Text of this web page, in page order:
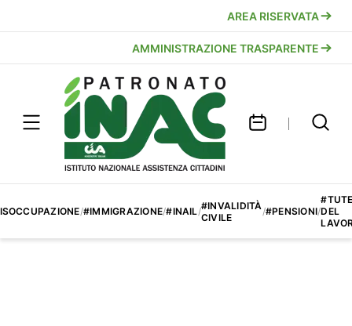
AREA RISERVATA
AMMINISTRAZIONE TRASPARENTE
/#IMMIGRAZIONE/#INAIL/#INVALIDITÀ
CIVILE
/#PENSIONI/DEL